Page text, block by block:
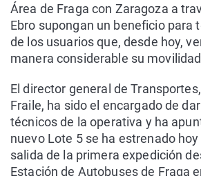
Área de Fraga con Zaragoza a
Ebro supongan un beneficio para
de los usuarios que, desde hoy,
manera considerable su
El director general de
Fraile, ha sido el encargado de
técnicos de la operativa y ha
nuevo Lote 5 se ha estrenado
salida de la primera expedición
Estación de Autobuses de Fraga